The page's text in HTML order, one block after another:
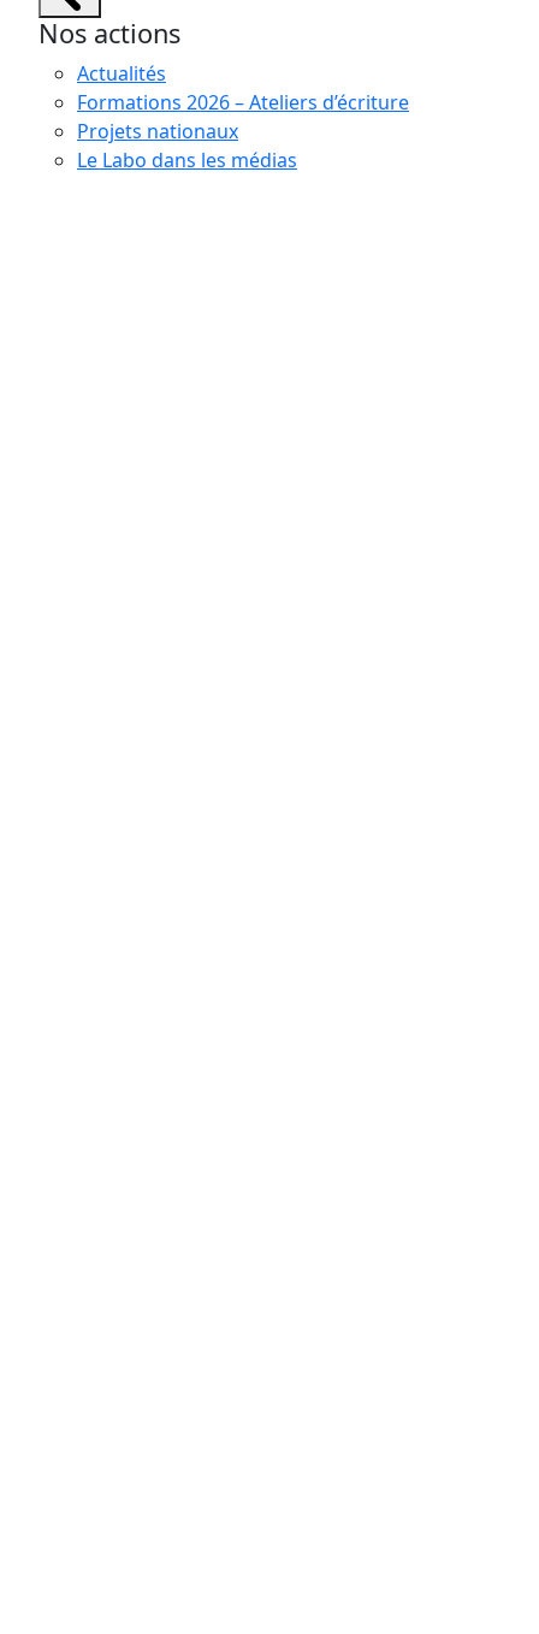
Nos actions
Actualités
Formations 2026 – Ateliers d’écriture
Projets nationaux
Le Labo dans les médias